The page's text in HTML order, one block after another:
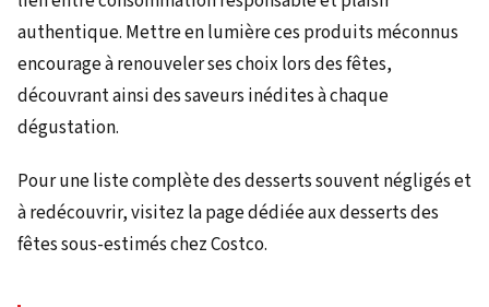
authentique. Mettre en lumière ces produits méconnus
encourage à renouveler ses choix lors des fêtes,
découvrant ainsi des saveurs inédites à chaque
dégustation.
Pour une liste complète des desserts souvent négligés et
à redécouvrir, visitez la page dédiée aux desserts des
fêtes sous-estimés chez Costco.